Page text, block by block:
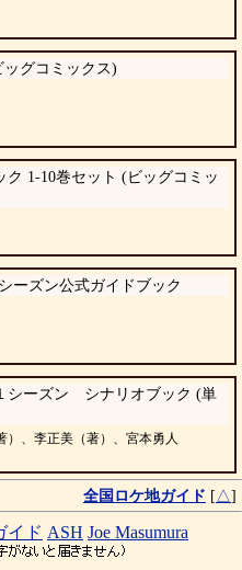
グコミックス)
1-10巻セット (ビッグコミッ
ーズン公式ガイドブック
シーズン シナリオブック (単
）、李正美（著）、宮本勇人
全国ロケ地ガイド [ △]
イド ASH Joe Masumura